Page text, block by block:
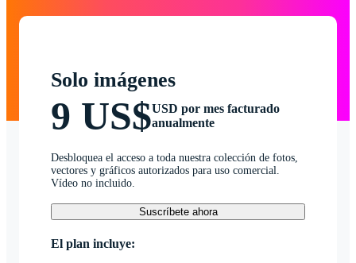
Solo imágenes
9 US$USD por mes facturado
anualmente
Desbloquea el acceso a toda nuestra colección de fotos,
vectores y gráficos autorizados para uso comercial.
Vídeo no incluido.
Suscríbete ahora
El plan incluye: